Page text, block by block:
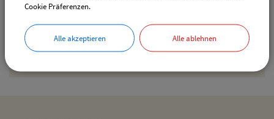
Gemeinde Pliening
Geltinger Str. 18
85652 Pliening
Cookie Präferenzen.
Alle akzeptieren Alle ablehnen